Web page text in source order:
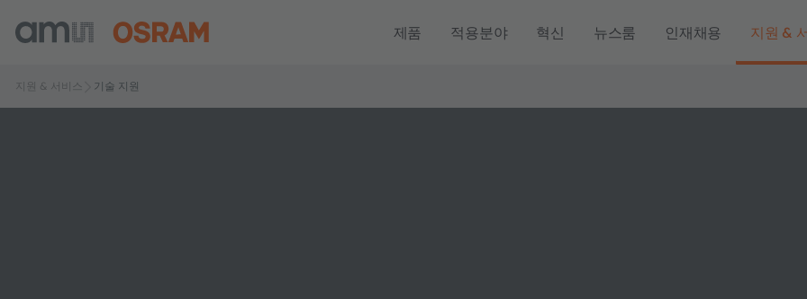
제품 적용분야 혁신 뉴스룸 인재채용 지원 &
지원 & 서비스 기술 지원